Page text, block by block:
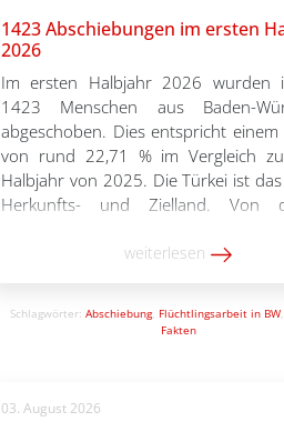
1423 Abschiebungen im ersten
2026
Im ersten Halbjahr 2026 wurden
1423 Menschen aus Baden-
abgeschoben. Dies entspricht einem
von rund 22,71 % im Vergleich
Halbjahr von 2025. Die Türkei ist
Herkunfts- und Zielland. Von
Land abgeschoben. Die Differenz
weiterlesen
Schlagwörter: Abschiebung, Flüchtlingsarbeit in BW,
Fakten
03. August 2026